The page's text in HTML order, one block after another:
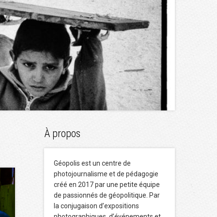
À propos
Géopolis est un centre de
photojournalisme et de pédagogie
créé en 2017 par une petite équipe
de passionnés de géopolitique. Par
la conjugaison d’expositions